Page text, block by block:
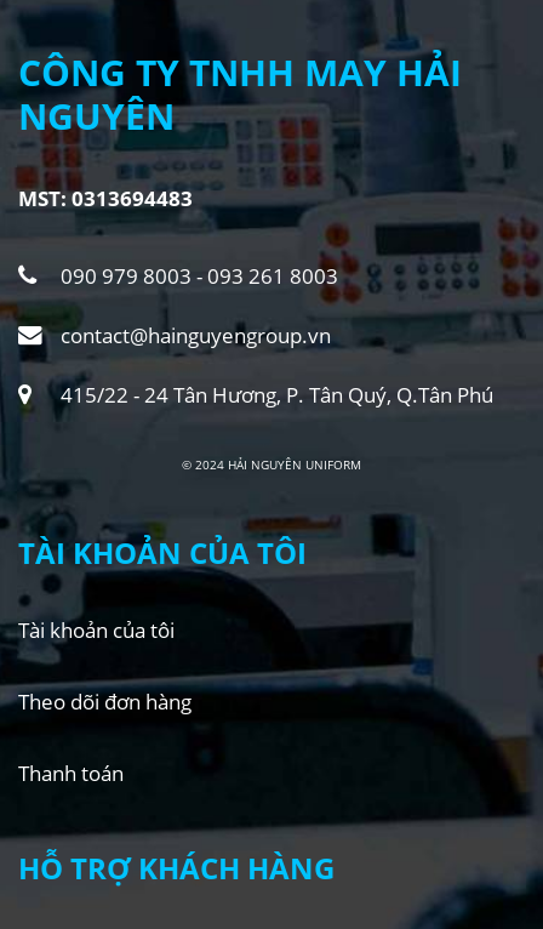
CÔNG TY TNHH MAY HẢI
NGUYÊN
MST: 0313694483
090 979 8003 - 093 261 8003
contact@hainguyengroup.vn
415/22 - 24 Tân Hương, P. Tân Quý, Q.Tân Phú
© 2024 HẢI NGUYÊN UNIFORM
TÀI KHOẢN CỦA TÔI
Tài khoản của tôi
Theo dõi đơn hàng
Thanh toán
HỖ TRỢ KHÁCH HÀNG